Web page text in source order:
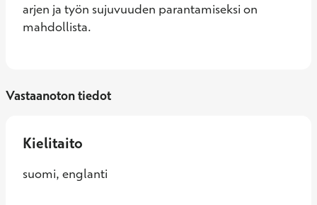
arjen ja työn sujuvuuden parantamiseksi on
mahdollista.
Vastaanoton tiedot
Kielitaito
suomi, englanti